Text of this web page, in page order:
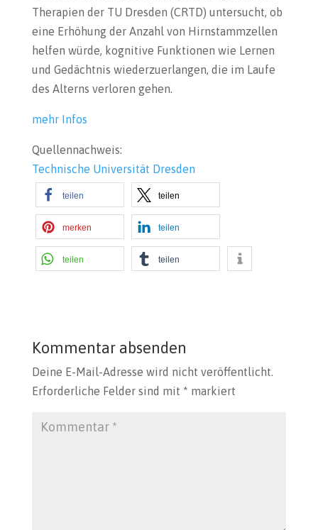
Therapien der TU Dresden (CRTD) untersucht, ob
eine Erhöhung der Anzahl von Hirnstammzellen
helfen würde, kognitive Funktionen wie Lernen
und Gedächtnis wiederzuerlangen, die im Laufe
des Alterns verloren gehen.
mehr Infos
Quellennachweis:
Technische Universität Dresden
teilen teilen
merken teilen
teilen teilen
Kommentar absenden
Deine E-Mail-Adresse wird nicht veröffentlicht.
Erforderliche Felder sind mit * markiert